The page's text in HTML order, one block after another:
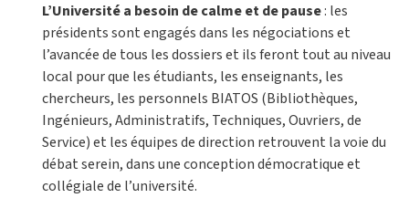
L’Université a besoin de calme et de pause: les
présidents sont engagés dans les négociations et
l’avancée de tous les dossiers et ils feront tout au niveau
local pour que les étudiants, les enseignants, les
chercheurs, les personnels BIATOS (Bibliothèques,
Ingénieurs, Administratifs, Techniques, Ouvriers, de
Service) et les équipes de direction retrouvent la voie du
débat serein, dans une conception démocratique et
collégiale de l’université.